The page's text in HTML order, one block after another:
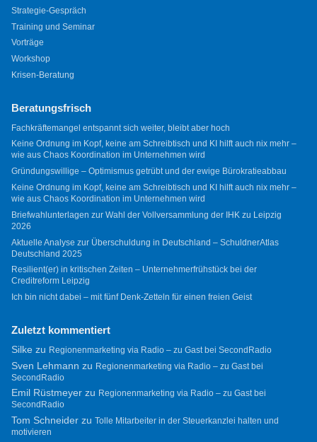
Strategie-Gespräch
Training und Seminar
Vorträge
Workshop
Krisen-Beratung
Beratungsfrisch
Fachkräftemangel entspannt sich weiter, bleibt aber hoch
Keine Ordnung im Kopf, keine am Schreibtisch und KI hilft auch nix mehr –
wie aus Chaos Koordination im Unternehmen wird
Gründungswillige – Optimismus getrübt und der ewige Bürokratieabbau
Keine Ordnung im Kopf, keine am Schreibtisch und KI hilft auch nix mehr –
wie aus Chaos Koordination im Unternehmen wird
Briefwahlunterlagen zur Wahl der Vollversammlung der IHK zu Leipzig
2026
Aktuelle Analyse zur Überschuldung in Deutschland – SchuldnerAtlas
Deutschland 2025
Resilient(er) in kritischen Zeiten – Unternehmerfrühstück bei der
Creditreform Leipzig
Ich bin nicht dabei – mit fünf Denk-Zetteln für einen freien Geist
Zuletzt kommentiert
Silkezu Regionenmarketing via Radio – zu Gast bei SecondRadio
Sven Lehmann zu Regionenmarketing via Radio – zu Gast bei
SecondRadio
Emil Rüstmeyerzu Regionenmarketing via Radio – zu Gast bei
SecondRadio
Tom Schneiderzu Tolle Mitarbeiter in der Steuerkanzlei halten und
motivieren